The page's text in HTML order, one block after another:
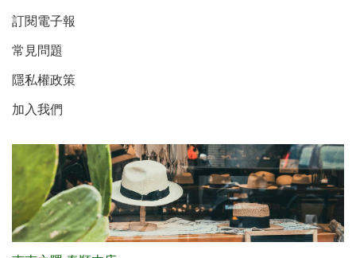
訂閱電子報
常見問題
隱私權政策
加入我們